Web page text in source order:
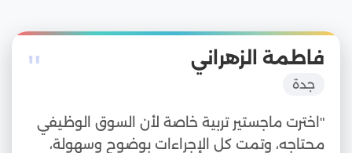
" فاطمة الزهراني
جدة
"اخترت ماجستير تربية خاصة لأن السوق الوظيفي
محتاجه، وتمت كل الإجراءات بوضوح وسهولة،